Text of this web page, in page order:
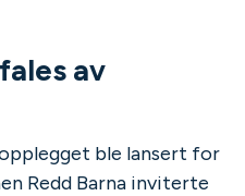
av
ble lansert for
Redd Barna inviterte